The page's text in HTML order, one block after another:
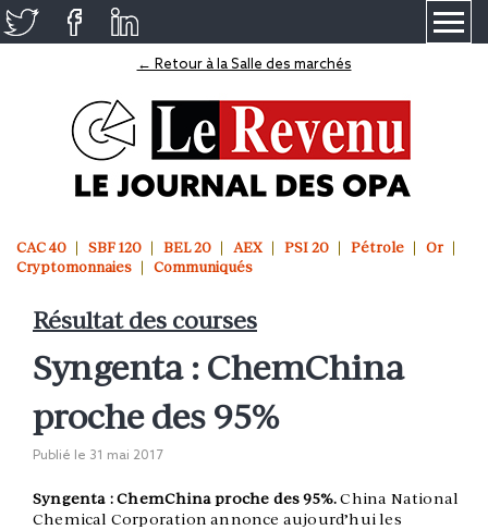
← Retour à la Salle des marchés
CAC 40 SBF 120 BEL 20 AEX PSI 20 Pétrole
Or
Cryptomonnaies
Communiqués
Résultat des courses
Syngenta : ChemChina
proche des 95%
Publié le 31 mai 2017
Syngenta : ChemChina proche des 95%.China National
Chemical Corporation annonce aujourd’hui les